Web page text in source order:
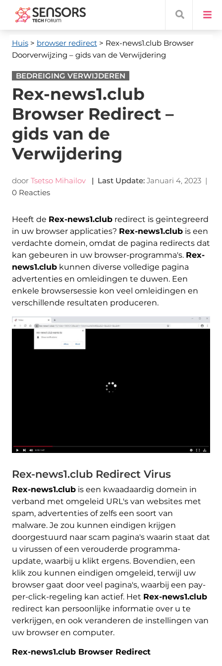
Huis> browser redirect> Rex-news1.club Browser
Doorverwijzing – gids van de Verwijdering
BEDREIGING VERWIJDEREN
Rex-news1.club
Browser Redirect –
gids van de
Verwijdering
door Tsetso Mihailov | Last Update: Januari 4, 2023|
0 Reacties
Heeft de Rex-news1.clubredirect is geïntegreerd
in uw browser applicaties? Rex-news1.clubis een
verdachte domein, omdat de pagina redirects dat
kan gebeuren in uw browser-programma's. Rex-
news1.clubkunnen diverse volledige pagina
advertenties en omleidingen te duwen. Een
enkele browsersessie kon veel omleidingen en
verschillende resultaten produceren.
Rex-news1.club Redirect Virus
Rex-news1.clubis een kwaadaardig domein in
verband met omgeleid URL's van websites met
spam, advertenties of zelfs een soort van
malware. Je zou kunnen eindigen krijgen
doorgestuurd naar scam pagina's waarin staat dat
u virussen of een verouderde programma-
update, waarbij u klikt ergens. Bovendien, een
klik zou kunnen eindigen omgeleid, terwijl uw
browser gaat door veel pagina's, waarbij een pay-
per-click-regeling kan actief. Het Rex-news1.club
redirect kan persoonlijke informatie over u te
verkrijgen, en ook veranderen de instellingen van
uw browser en computer.
Rex-news1.club Browser Redirect